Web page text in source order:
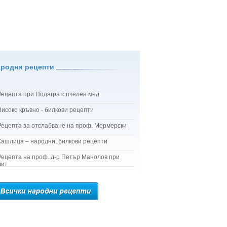
рецепти
при Подагра с пчелен мед
кръвно - билкови рецепти
за отслабване на проф. Мермерски
– народни, билкови рецепти
на проф. д-р Петър Манолов при